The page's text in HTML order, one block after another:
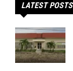
LATEST POSTS